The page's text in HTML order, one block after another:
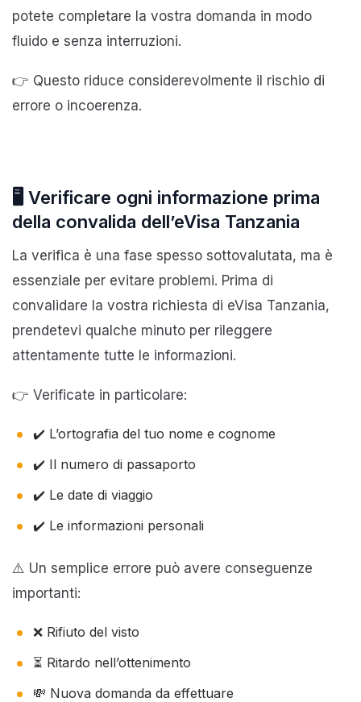
potete completare la vostra domanda in modo
fluido e senza interruzioni.
👉 Questo riduce considerevolmente il rischio di
errore o incoerenza.
🖥️ Verificare ogni informazione prima
della convalida dell’eVisa Tanzania
La verifica è una fase spesso sottovalutata, ma è
essenziale per evitare problemi. Prima di
convalidare la vostra richiesta di eVisa Tanzania,
prendetevi qualche minuto per rileggere
attentamente tutte le informazioni.
👉 Verificate in particolare:
✔️ L’ortografia del tuo nome e cognome
✔️ Il numero di passaporto
✔️ Le date di viaggio
✔️ Le informazioni personali
⚠️ Un semplice errore può avere conseguenze
importanti:
❌ Rifiuto del visto
⏳ Ritardo nell’ottenimento
💸 Nuova domanda da effettuare